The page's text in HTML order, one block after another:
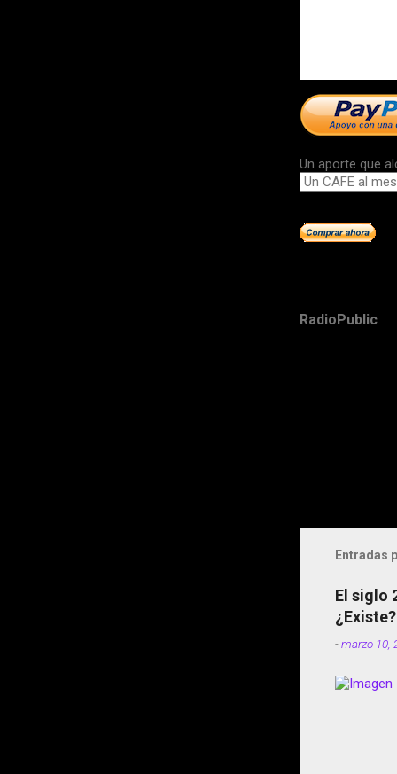
Un aporte que
RadioPublic
Entradas
El siglo
¿Existe?
-marzo 10,